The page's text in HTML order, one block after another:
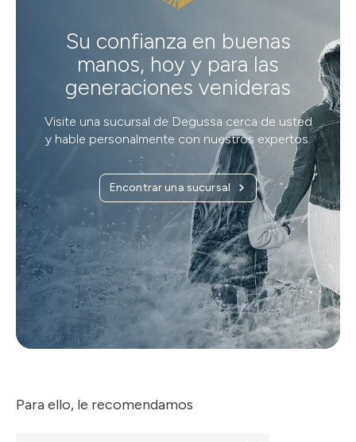
Su confianza en buenas
manos, hoy y para las
generaciones venideras
Visite una sucursal de Degussa cerca de usted
y hable personalmente con nuestros expertos.
Encontrar una sucursal
Para ello, le recomendamos